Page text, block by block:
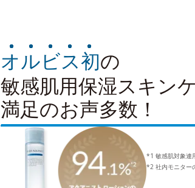
オルビス初の
敏感肌用保湿スキン
満足のお声多数！
*1 敏感肌対象連
*2 社内モニター